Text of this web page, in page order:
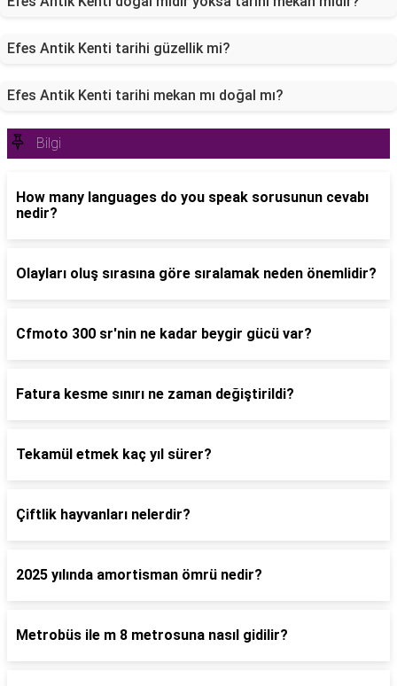
Efes Antik Kenti tarihi güzellik mi?
Efes Antik Kenti tarihi mekan mı doğal mı?
Bilgi
How many languages do you speak sorusunun cevabı
nedir?
Olayları oluş sırasına göre sıralamak neden önemlidir?
Cfmoto 300 sr'nin ne kadar beygir gücü var?
Fatura kesme sınırı ne zaman değiştirildi?
Tekamül etmek kaç yıl sürer?
Çiftlik hayvanları nelerdir?
2025 yılında amortisman ömrü nedir?
Metrobüs ile m 8 metrosuna nasıl gidilir?